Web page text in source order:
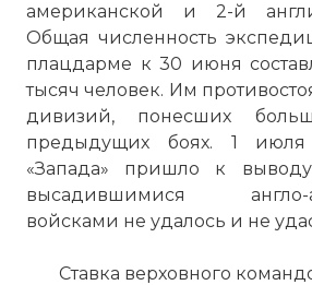
американской и 2-й
Общая численность
плацдарме к 30 июня
тысяч человек. Им
дивизий, понесших
предыдущих боях. 1 июля
«Запада» пришло к
высадившимися англо-
войсками не удалось и не
Ставка верховного